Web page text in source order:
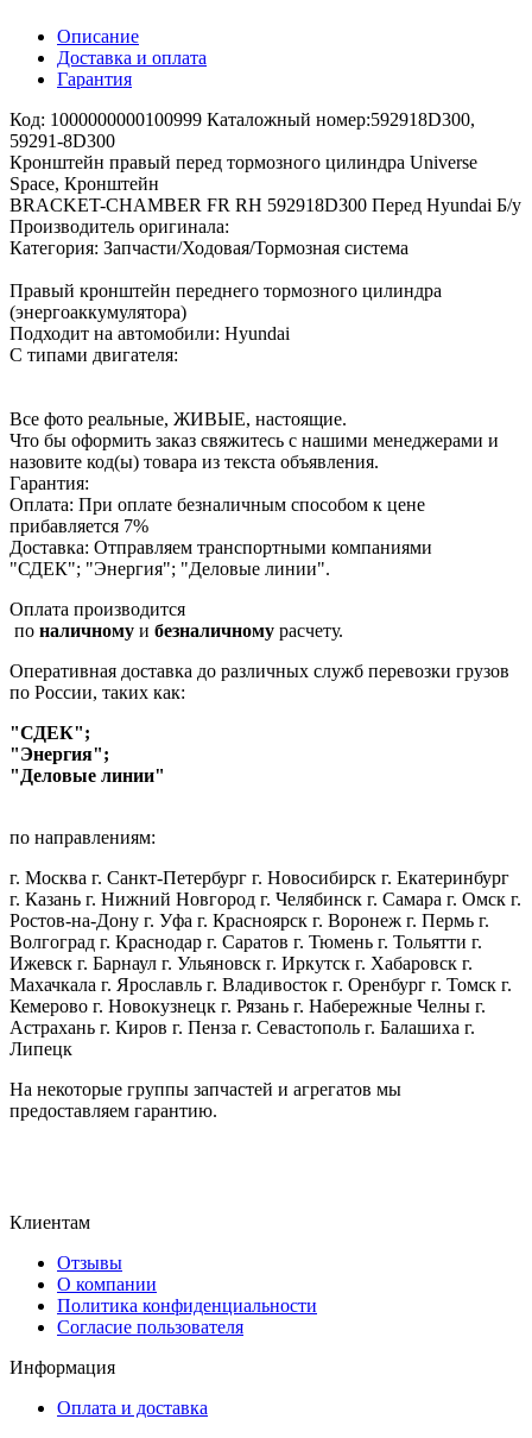
Описание
Доставка и оплата
Гарантия
Код: 1000000000100999 Каталожный номер:592918D300,
59291-8D300
Кронштейн правый перед тормозного цилиндра Universe
Space, Кронштейн
BRACKET-CHAMBER FR RH 592918D300 Перед Hyundai Б/у
Производитель оригинала:
Категория: Запчасти/Ходовая/Тормозная система
Правый кронштейн переднего тормозного цилиндра
(энергоаккумулятора)
Подходит на автомобили: Hyundai
С типами двигателя:
Все фото реальные, ЖИВЫЕ, настоящие.
Что бы оформить заказ свяжитесь с нашими менеджерами и
назовите код(ы) товара из текста объявления.
Гарантия:
Оплата: При оплате безналичным способом к цене
прибавляется 7%
Доставка: Отправляем транспортными компаниями
"СДЕК"; "Энергия"; "Деловые линии".
Оплата производится
по наличному и безналичному расчету.
Оперативная доставка до различных служб перевозки грузов
по России, таких как:
"СДЕК";
"Энергия";
"Деловые линии"
по направлениям:
г. Москва г. Санкт-Петербург г. Новосибирск г. Екатеринбург
г. Казань г. Нижний Новгород г. Челябинск г. Самара г. Омск г.
Ростов-на-Дону г. Уфа г. Красноярск г. Воронеж г. Пермь г.
Волгоград г. Краснодар г. Саратов г. Тюмень г. Тольятти г.
Ижевск г. Барнаул г. Ульяновск г. Иркутск г. Хабаровск г.
Махачкала г. Ярославль г. Владивосток г. Оренбург г. Томск г.
Кемерово г. Новокузнецк г. Рязань г. Набережные Челны г.
Астрахань г. Киров г. Пенза г. Севастополь г. Балашиха г.
Липецк
На некоторые группы запчастей и агрегатов мы
предоставляем гарантию.
Клиентам
Отзывы
О компании
Политика конфиденциальности
Согласие пользователя
Информация
Оплата и доставка